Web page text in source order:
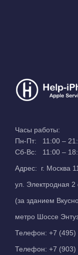
Часы работы:
Пн-Пт: 11:00 –
Сб-Вс: 11:00 –
Адрес: г. Москва
ул. Электродная 2
(за зданием
метро Шоссе
Телефон: +7 (495)
Телефон: +7 (903)